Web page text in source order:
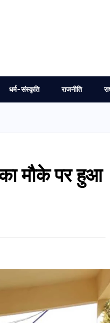
धर्म-संस्कृति राजनीति
मौके पर हुआ